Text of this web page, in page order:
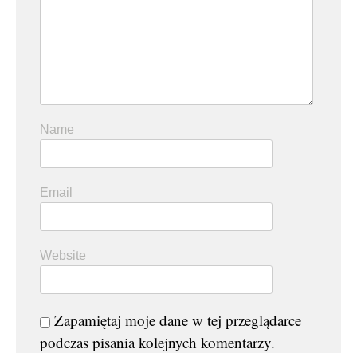
Name
Email
Website
Zapamiętaj moje dane w tej przeglądarce
podczas pisania kolejnych komentarzy.